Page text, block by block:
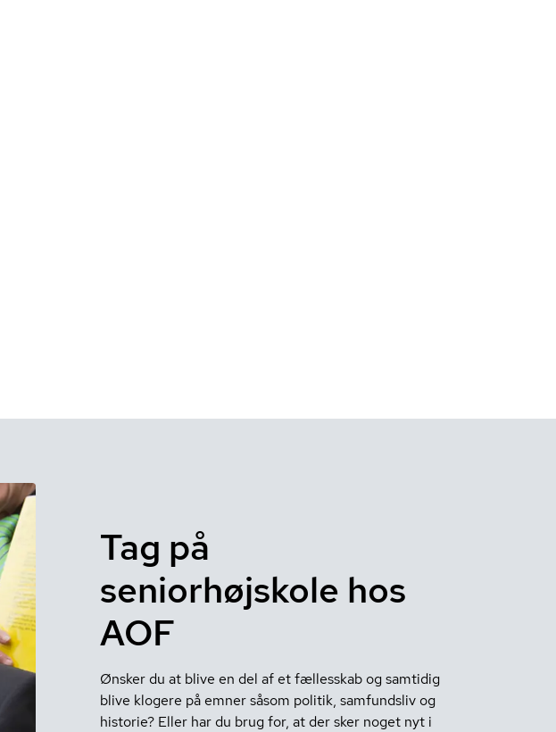
Tag på
seniorhøjskole hos
AOF
Ønsker du at blive en del af et fællesskab og samtidig
blive klogere på emner såsom politik, samfundsliv og
historie? Eller har du brug for, at der sker noget nyt i